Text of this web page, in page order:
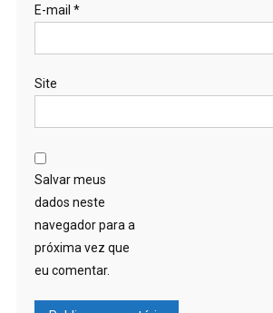
E-mail *
Site
Salvar meus
dados neste
navegador para a
próxima vez que
eu comentar.